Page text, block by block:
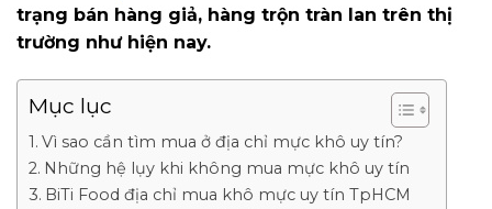
trạng bán hàng giả, hàng trộn tràn lan trên thị
trường như hiện nay.
Mục lục
Vì sao cần tìm mua ở địa chỉ mực khô uy tín?
Những hệ lụy khi không mua mực khô uy tín
BiTi Food địa chỉ mua khô mực uy tín TpHCM